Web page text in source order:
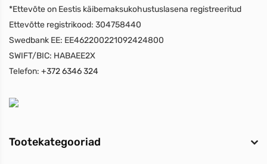
*Ettevõte on Eestis käibemaksukohustuslasena registreeritud
Ettevõtte registrikood: 304758440
Swedbank EE: EE462200221092424800
SWIFT/BIC: HABAEE2X
Telefon: +372 6346 324
Tootekategooriad